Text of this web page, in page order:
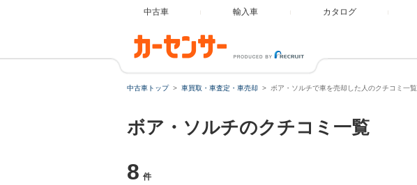
中古車 輸入車 カタログ
中古車トップ 車買取・車査定・車売却 ボア・ソルチで車を売却した人のクチコミ一覧
ボア・ソルチのクチコミ一覧
8 件